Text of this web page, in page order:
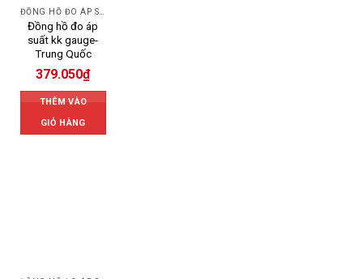
Đồng hồ đo áp
suất kk gauge-
Trung Quốc
379.050₫
THÊM VÀO
GIỎ HÀNG